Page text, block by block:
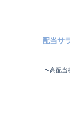
配当サ
〜高配当